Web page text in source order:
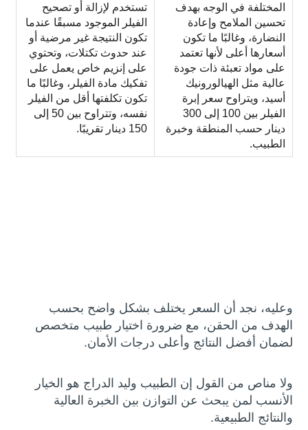
المختلفة في الوجه بهدف
تحسين الملامح وإعادة
النضارة، وغالبًا ما تكون
أسعارها أعلى لأنها تعتمد
على مواد تعبئة ذات جودة
عالية مثل الهيالورونيك
أسيد، ويتراوح سعر إبرة
الفيلر بين 100 إلى 300
دينار حسب المنطقة وخبرة
الطبيب.
تستخدم لإزالة أو تصحيح
الفيلر الموجود مسبقًا عندما
تكون النتيجة غير مرضية أو
عند حدوث تكتلات، وتحتوي
على إنزيم خاص يعمل على
تفكيك مادة الفيلر، وغالبًا ما
تكون تكلفتها أقل من الفيلر
نفسه، وتتراوح بين 50 إلى
150 دينار تقريبًا.
وعليه، نجد أن السعر يختلف بشكل واضح بحسب
الهدف من الحقن، مع ضرورة اختيار طبيب متخصص
لضمان أفضل النتائج وأعلى درجات الأمان.
ولا مناص من القول إن الطبيب وليد الدراج هو الخيار
الأنسب لمن يبحث عن التوازن بين الخبرة العالية
والنتائج الطبيعية.